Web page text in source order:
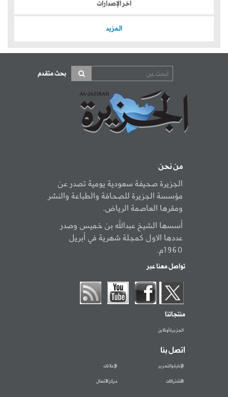
آخر الإصدارات
المزيد
بحث متقدم
من نحن
الجزيرة صحيفة سعودية يومية تصدر عن
مؤسسة الجزيرة للصحافة والطباعة والنشر
ومقرها العاصمة الرياض.
أسسها الشيخ عبدالله بن خميس وصدر
عددها الاول كمجلة شهرية في أبريل
1960م.
تواصل معنا عبر
منتجاتنا
الجزيرة أونلاين
اتصل بنا
الإدارة والتحرير الإعلانات
الاشتراكات مركز الاتصال